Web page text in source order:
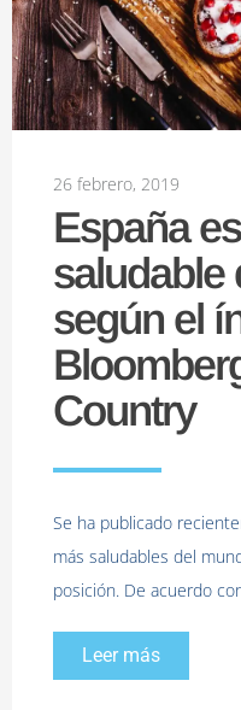
26 febrero, 2019
España
saludable
según el
Country
Se ha publicado
más saludables del
posición. De acuerdo
Leer más